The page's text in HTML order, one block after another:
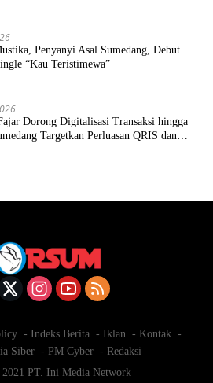
Penyanyi Asal Sumedang, Debut
“Kau Teristimewa”
Dorong Digitalisasi Transaksi hingga
Targetkan Perluasan QRIS dan
Indeks Berita Iklan
Kontak
Siber
PM Cyber
Redaksi
PT. Ini Media Network